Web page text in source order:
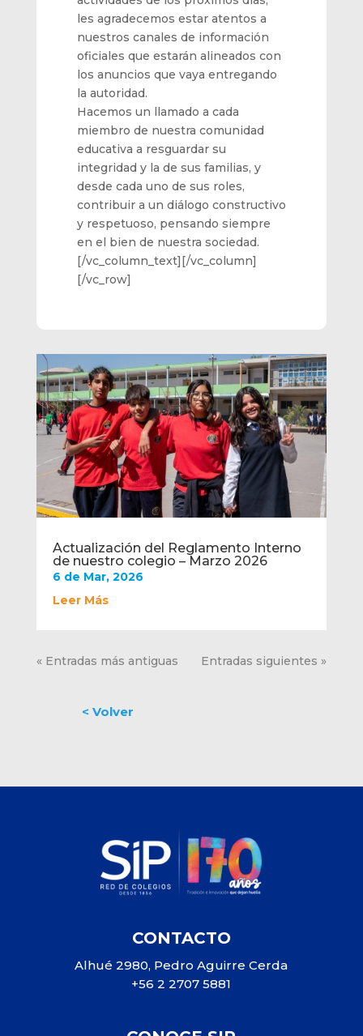
Actualización del Reglamento Interno
de nuestro colegio – Marzo 2026
6 de Mar, 2026
Leer Más
« Entradas más antiguas Entradas siguientes »
les agradecemos estar atentos a
nuestros canales de información
oficiales que estarán alineados con
los anuncios que vaya entregando
la autoridad.
Hacemos un llamado a cada
miembro de nuestra comunidad
educativa a resguardar su
integridad y la de sus familias, y
desde cada uno de sus roles,
contribuir a un diálogo constructivo
y respetuoso, pensando siempre
en el bien de nuestra sociedad.
[/vc_column_text][/vc_column]
[/vc_row]
CONTACTO
Alhué 2980, Pedro Aguirre Cerda
+56 2 2707 5881